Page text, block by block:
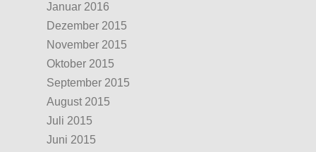
Januar 2016
Dezember 2015
November 2015
Oktober 2015
September 2015
August 2015
Juli 2015
Juni 2015